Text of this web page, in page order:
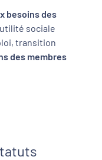
besoins des
sociale
transition
des membres